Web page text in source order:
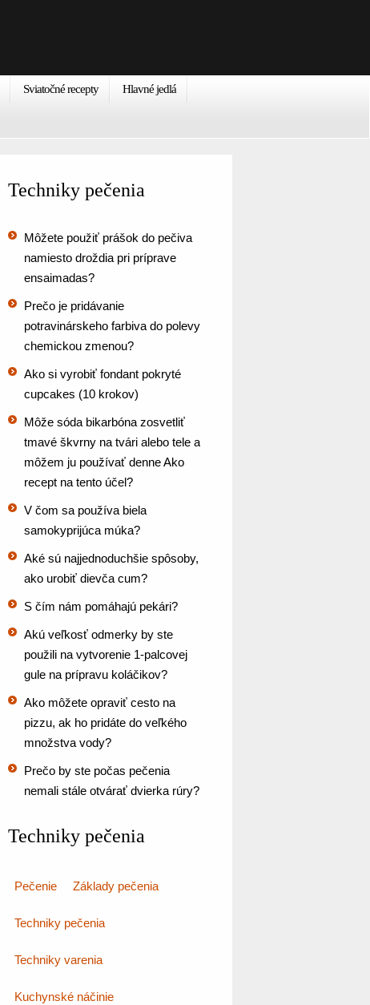
Sviatočné recepty Hlavné jedlá
Techniky pečenia
Môžete použiť prášok do pečiva
namiesto droždia pri príprave
ensaimadas?
Prečo je pridávanie
potravinárskeho farbiva do polevy
chemickou zmenou?
Ako si vyrobiť fondant pokryté
cupcakes (10 krokov)
Môže sóda bikarbóna zosvetliť
tmavé škvrny na tvári alebo tele a
môžem ju používať denne Ako
recept na tento účel?
V čom sa používa biela
samokyprijúca múka?
Aké sú najjednoduchšie spôsoby,
ako urobiť dievča cum?
S čím nám pomáhajú pekári?
Akú veľkosť odmerky by ste
použili na vytvorenie 1-palcovej
gule na prípravu koláčikov?
Ako môžete opraviť cesto na
pizzu, ak ho pridáte do veľkého
množstva vody?
Prečo by ste počas pečenia
nemali stále otvárať dvierka rúry?
Techniky pečenia
Pečenie Základy pečenia
Techniky pečenia
Techniky varenia
Kuchynské náčinie